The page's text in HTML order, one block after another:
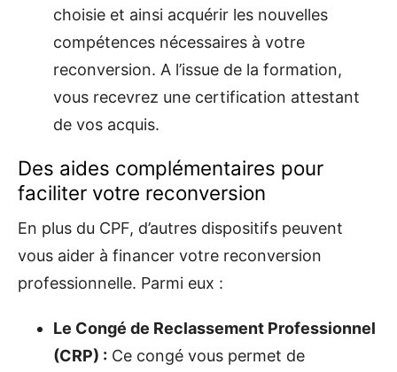
choisie et ainsi acquérir les nouvelles
compétences nécessaires à votre
reconversion. A l’issue de la formation,
vous recevrez une certification attestant
de vos acquis.
Des aides complémentaires pour
faciliter votre reconversion
En plus du CPF, d’autres dispositifs peuvent
vous aider à financer votre reconversion
professionnelle. Parmi eux :
Le Congé de Reclassement Professionnel
(CRP) : Ce congé vous permet de